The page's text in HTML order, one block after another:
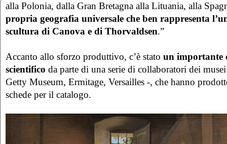
alla Polonia, dalla Gran Bretagna alla Lituania, alla
propria geografia universale che ben rappresenta
scultura di Canova e di Thorvaldsen.”
Accanto allo sforzo produttivo, c’è stato un importante
scientifico da parte di una serie di collaboratori dei
Getty Museum, Ermitage, Versailles -, che hanno
schede per il catalogo.